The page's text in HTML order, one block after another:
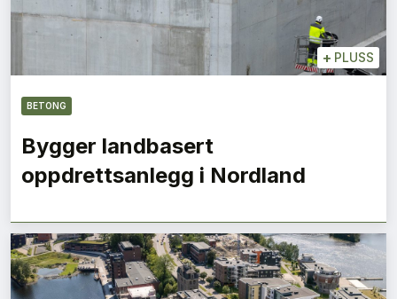
+ PLUSS
BETONG
Bygger landbasert
oppdrettsanlegg i Nordland